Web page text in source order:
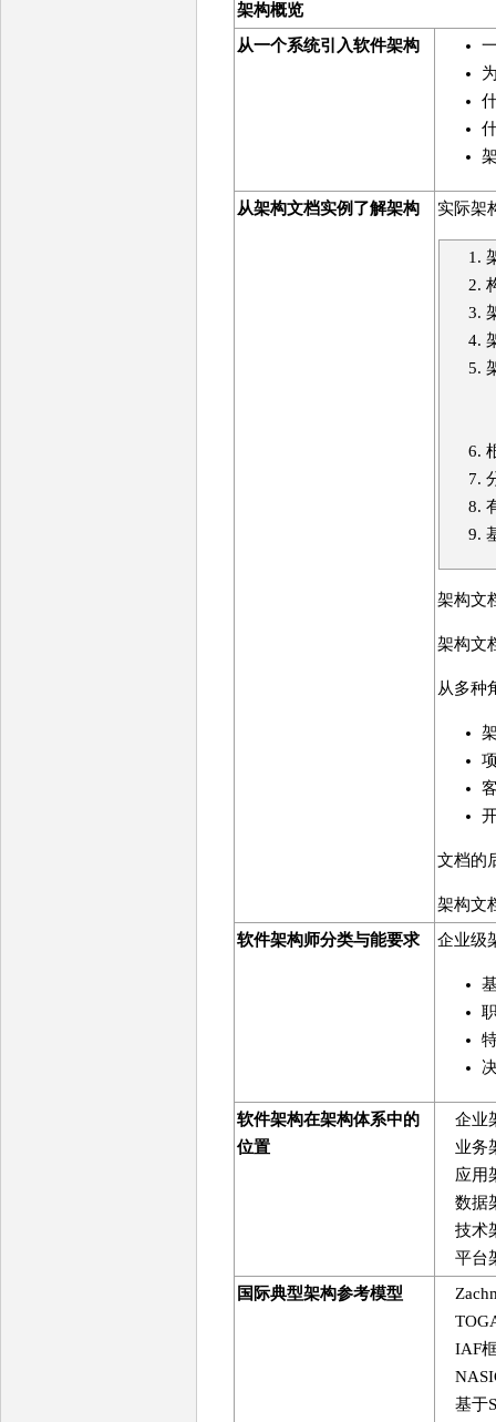
架构概览
从一个系统引入软件架构
从架构文档实例了解架构 实际架
架构文
架构文
从多种
文档的
架构文
软件架构师分类与能要求
企业级
软件架构在架构体系中的
位置
企业
业务
应用
数据
技术
平台
国际典型架构参考模型
IAF
基于